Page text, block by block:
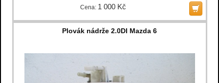
Cena: 1 000 Kč
Plovák nádrže 2.0DI Mazda 6